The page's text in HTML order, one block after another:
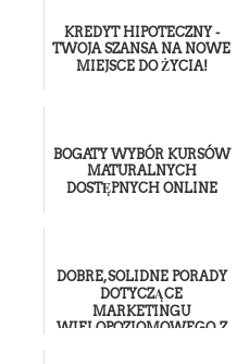
KREDYT HIPOTECZNY -
TWOJA SZANSA NA NOWE
MIEJSCE DO ŻYCIA!
BOGATY WYBÓR KURSÓW
MATURALNYCH
DOSTĘPNYCH ONLINE
DOBRE, SOLIDNE PORADY
DOTYCZĄCE
MARKETINGU
WIELOPOZIOMOWEGO, Z